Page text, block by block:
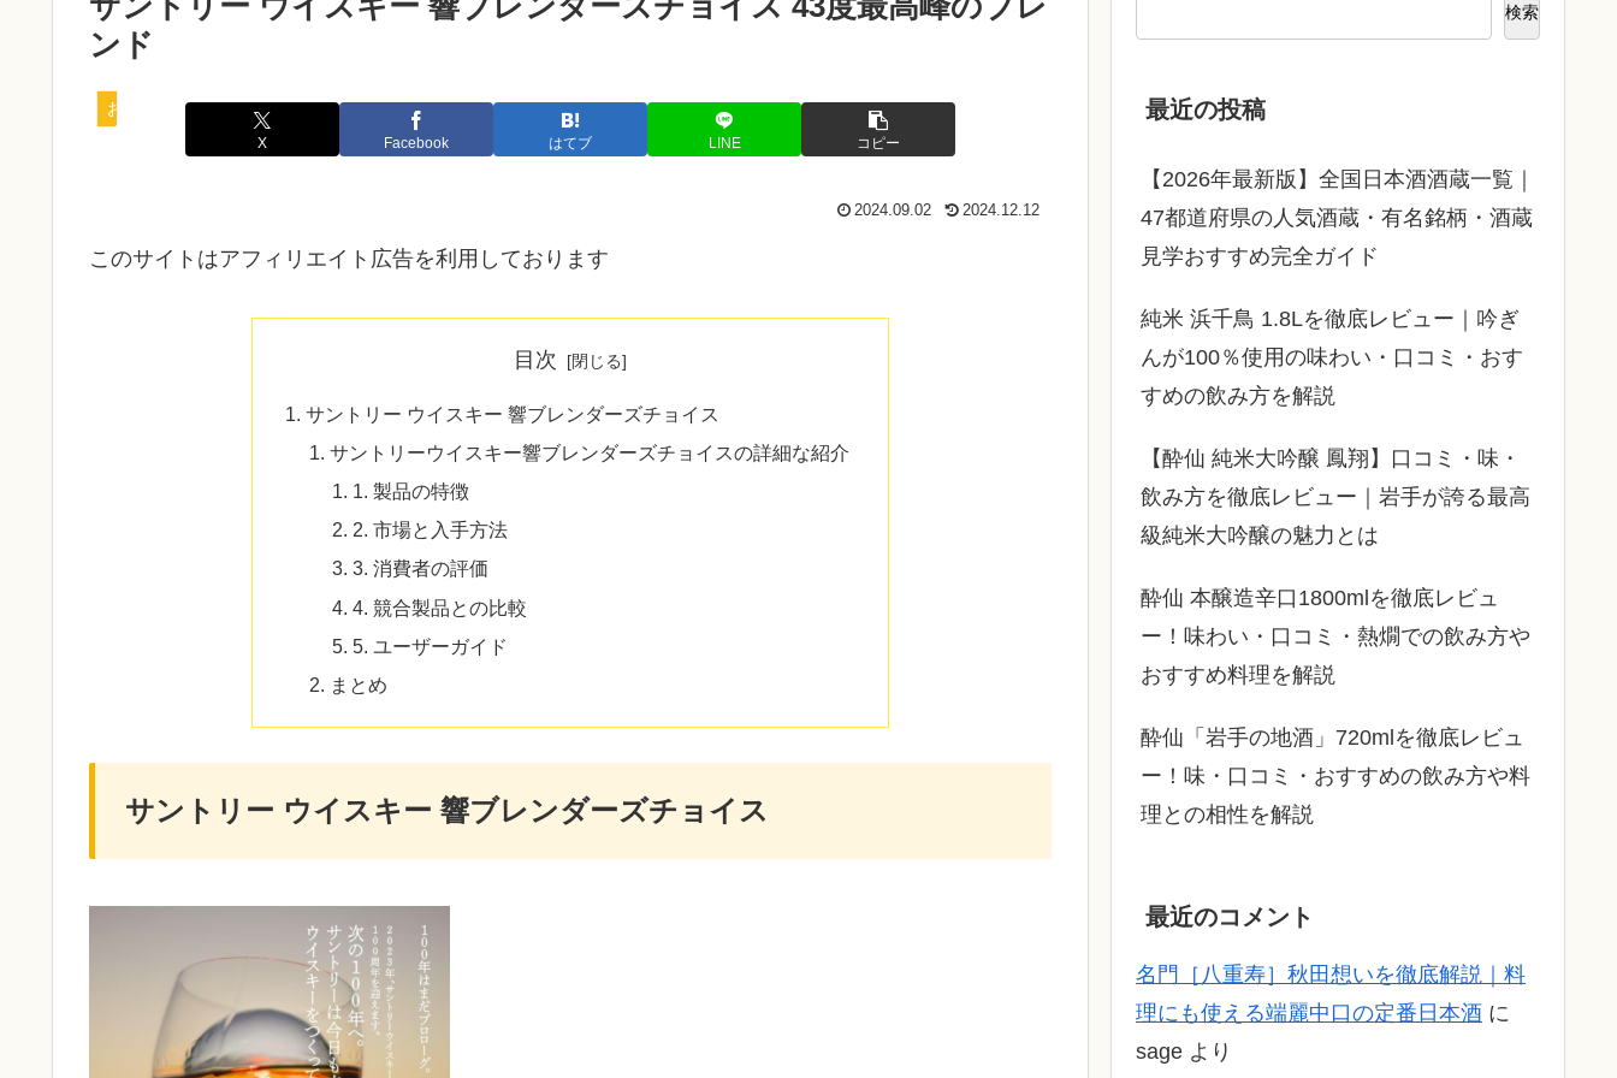
ンド
お酒
X Facebook はてブ LINE コピー
2024.09.02 2024.12.12
このサイトはアフィリエイト広告を利用しております
目次
サントリー ウイスキー 響ブレンダーズチョイス
サントリーウイスキー響ブレンダーズチョイスの詳細な紹介
1. 製品の特徴
2. 市場と入手方法
3. 消費者の評価
4. 競合製品との比較
5. ユーザーガイド
まとめ
サントリー ウイスキー 響ブレンダーズチョイス
検索
最近の投稿
【2026年最新版】全国日本酒酒蔵一覧｜
47都道府県の人気酒蔵・有名銘柄・酒蔵
見学おすすめ完全ガイド
純米 浜千鳥 1.8Lを徹底レビュー｜吟ぎ
んが100％使用の味わい・口コミ・おす
すめの飲み方を解説
【酔仙 純米大吟醸 鳳翔】口コミ・味・
飲み方を徹底レビュー｜岩手が誇る最高
級純米大吟醸の魅力とは
酔仙 本醸造辛口1800mlを徹底レビュ
ー！味わい・口コミ・熱燗での飲み方や
おすすめ料理を解説
酔仙「岩手の地酒」720mlを徹底レビュ
ー！味・口コミ・おすすめの飲み方や料
理との相性を解説
最近のコメント
名門［八重寿］秋田想いを徹底解説｜料
理にも使える端麗中口の定番日本酒 に
sage より